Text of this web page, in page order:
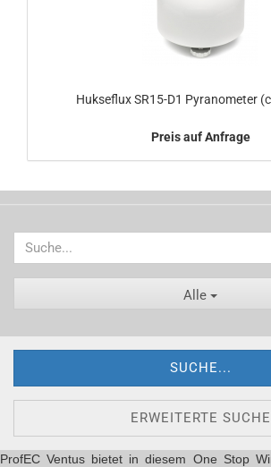
Hukseflux SR15-D1 Pyranometer
Preis auf Anfrage
Alle
SUCHE...
ERWEITERTE SUCHE
ProfEC Ventus bietet in diesem One Stop